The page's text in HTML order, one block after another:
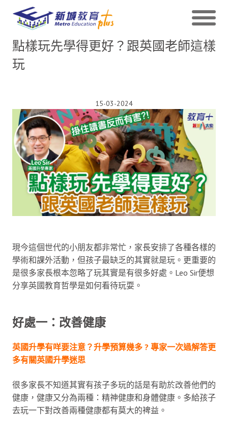
點樣玩先學得更好？跟英國老師這樣
玩
15-03-2024
現今這個世代的小朋友都非常忙，家長安排了各種各樣的
學術和課外活動，但孩子最缺乏的其實就是玩。更重要的
是很多家長根本忽略了玩其實是有很多好處。Leo Sir便想
分享英國教育哲學是如何看待玩耍。
好處一：改善健康
英國升學有咩要注意？升學預算幾多 ? 專家一次過解答更
多有關英國升學迷思
很多家長不知道其實有孩子多玩的話是有助於改善他們的
健康，健康又分為兩種：精神健康和身體健康。多給孩子
去玩一下對改善兩種健康都有莫大的裨益。